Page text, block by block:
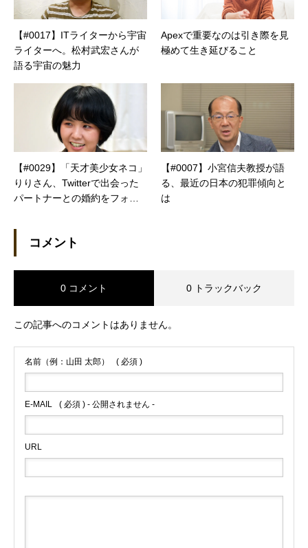
【#0017】ITライターから宇宙
ライターへ。松村武宏さんが
語る宇宙の魅力
Apexで重要なのは引き際を見
極めて生き延びること
【#0029】「天才美少女ネコ」
りりさん、Twitterで出会った
パートナーとの婚約をフォロ
【#0007】小宮信夫教授が語
る、最近の日本の犯罪傾向と
は
コメント
0 コメント 0 トラックバック
この記事へのコメントはありません。
名前（例：山田 太郎） ( 必須 )
E-MAIL ( 必須 ) - 公開されません -
URL